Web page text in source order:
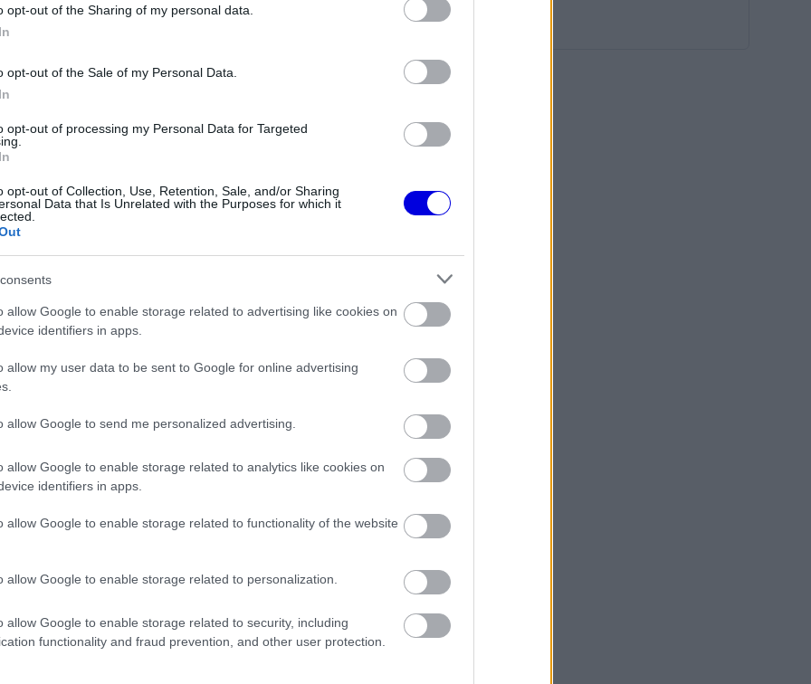
opt-out of the Sharing of my personal data.
opt-out of the Sale of my Personal Data.
opt-out of processing my Personal Data for Targeted
opt-out of Collection, Use, Retention, Sale, and/or Sharing
Data that Is Unrelated with the Purposes for which it
allow Google to enable storage related to advertising like cookies on
identifiers in apps.
allow my user data to be sent to Google for online advertising
allow Google to send me personalized advertising.
allow Google to enable storage related to analytics like cookies on
identifiers in apps.
allow Google to enable storage related to functionality of the website
allow Google to enable storage related to personalization.
allow Google to enable storage related to security, including
functionality and fraud prevention, and other user protection.
az
Nagydíjra az
Óriási fordulat Lewis Hamilton
valamit. „Lewis szemmel láthatóan
és szerintem Miamira nagyot
Hamilton stílusához jobban passzol
nehezen vezethető ground effect
a kisugárzása alapján sokkal
hogy az autó is erősebb” – fogalmazott.
emlékeztetett, hogy világbajnoki